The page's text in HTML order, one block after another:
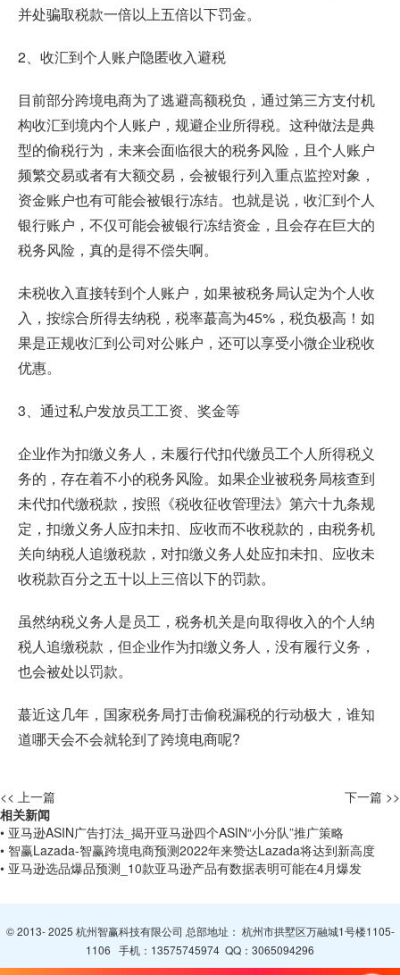
并处骗取税款一倍以上五倍以下罚金。
2、收汇到个人账户隐匿收入避税
目前部分跨境电商为了逃避高额税负，通过第三方支付机
构收汇到境内个人账户，规避企业所得税。这种做法是典
型的偷税行为，未来会面临很大的税务风险，且个人账户
频繁交易或者有大额交易，会被银行列入重点监控对象，
资金账户也有可能会被银行冻结。也就是说，收汇到个人
银行账户，不仅可能会被银行冻结资金，且会存在巨大的
税务风险，真的是得不偿失啊。
未税收入直接转到个人账户，如果被税务局认定为个人收
入，按综合所得去纳税，税率蕞高为45%，税负极高！如
果是正规收汇到公司对公账户，还可以享受小微企业税收
优惠。
3、通过私户发放员工工资、奖金等
企业作为扣缴义务人，未履行代扣代缴员工个人所得税义
务的，存在着不小的税务风险。如果企业被税务局核查到
未代扣代缴税款，按照《税收征收管理法》第六十九条规
定，扣缴义务人应扣未扣、应收而不收税款的，由税务机
关向纳税人追缴税款，对扣缴义务人处应扣未扣、应收未
收税款百分之五十以上三倍以下的罚款。
虽然纳税义务人是员工，税务机关是向取得收入的个人纳
税人追缴税款，但企业作为扣缴义务人，没有履行义务，
也会被处以罚款。
蕞近这几年，国家税务局打击偷税漏税的行动极大，谁知
道哪天会不会就轮到了跨境电商呢?
<< 上一篇
下一篇 >>
相关新闻
• 亚马逊ASIN广告打法_揭开亚马逊四个ASIN“小分队”推广策略
• 智赢Lazada-智赢跨境电商预测2022年来赞达Lazada将达到新高度
• 亚马逊选品爆品预测_10款亚马逊产品有数据表明可能在4月爆发
© 2013- 2025 杭州智赢科技有限公司 总部地址： 杭州市拱墅区万融城1号楼1105-
1106 手机： 13575745974 QQ： 3065094296